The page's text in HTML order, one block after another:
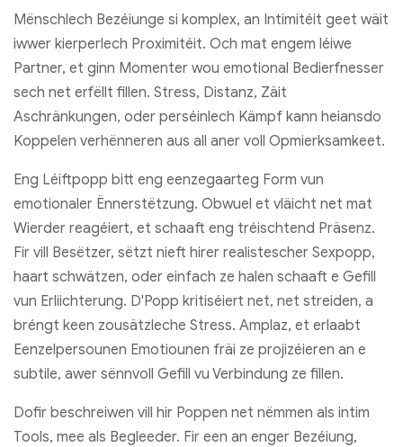
Mënschlech Bezéiunge si komplex, an Intimitéit geet wäit
iwwer kierperlech Proximitéit. Och mat engem léiwe
Partner, et ginn Momenter wou emotional Bedierfnesser
sech net erfëllt fillen. Stress, Distanz, Zäit
Aschränkungen, oder perséinlech Kämpf kann heiansdo
Koppelen verhënneren aus all aner voll Opmierksamkeet.
Eng Léiftpopp bitt eng eenzegaarteg Form vun
emotionaler Ënnerstëtzung. Obwuel et vläicht net mat
Wierder reagéiert, et schaaft eng tréischtend Präsenz.
Fir vill Besëtzer, sëtzt nieft hirer realistescher Sexpopp,
haart schwätzen, oder einfach ze halen schaaft e Gefill
vun Erliichterung. D'Popp kritiséiert net, net streiden, a
bréngt keen zousätzleche Stress. Amplaz, et erlaabt
Eenzelpersounen Emotiounen fräi ze projizéieren an e
subtile, awer sënnvoll Gefill vu Verbindung ze fillen.
Dofir beschreiwen vill hir Poppen net nëmmen als intim
Tools, mee als Begleeder. Fir een an enger Bezéiung,